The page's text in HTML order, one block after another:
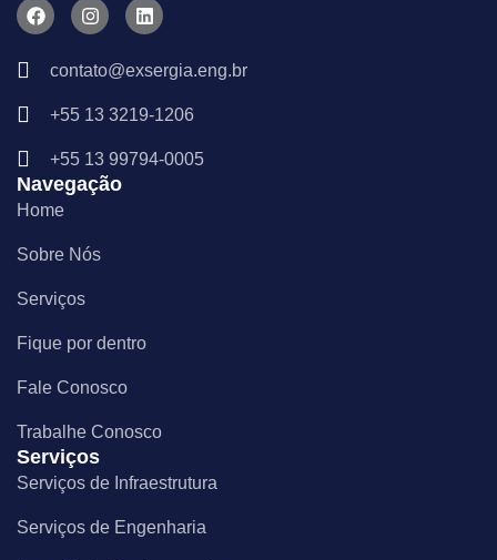
F
a
I
n
t
a
r
m
L
i
k
e
i
contato@exsergia.eng.br
+55 13 3219-1206
+55 13 99794-0005
Navegação
Home
Sobre Nós
Serviços
Fique por dentro
Fale Conosco
Trabalhe Conosco
Serviços
Serviços de Infraestrutura
Serviços de Engenharia